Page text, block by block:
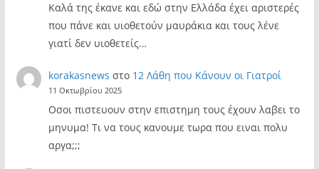
Καλά της έκανε και εδώ στην Ελλάδα έχει αριστερές
που πάνε και υιοθετούν μαυράκια και τους λένε
γιατί δεν υιοθετείς…
korakasnews στο 12 Λάθη που Κάνουν οι Γιατροί
11 Οκτωβρίου 2025
Οσοι πιστευουν στην επιστημη τους έχουν λαβει το
μηνυμα! Τι να τους κανουμε τωρα που ειναι πολυ
αργα;;;